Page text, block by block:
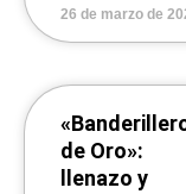
26 de marzo de
de Oro»:
llenazo y